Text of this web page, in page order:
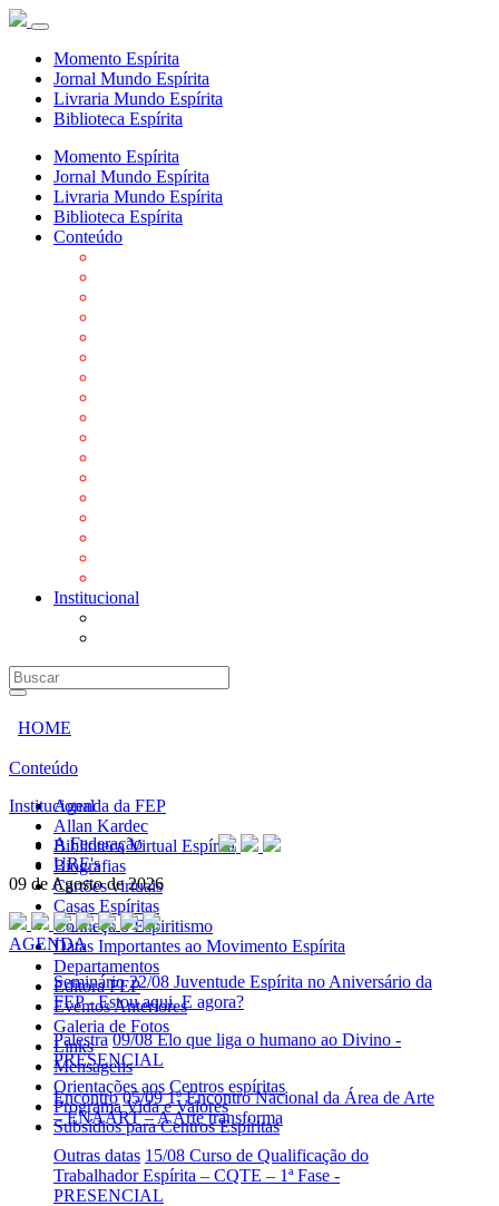
Momento Espírita
Jornal Mundo Espírita
Livraria Mundo Espírita
Biblioteca Espírita
Momento Espírita
Jornal Mundo Espírita
Livraria Mundo Espírita
Biblioteca Espírita
Conteúdo
Institucional
HOME
Conteúdo
Agenda da FEP
Allan Kardec
Biblioteca Virtual Espírita
Biografias
Cartões virtuais
Casas Espíritas
Conheça o Espiritismo
Datas Importantes ao Movimento Espírita
Departamentos
Editora FEP
Eventos Anteriores
Galeria de Fotos
Links
Mensagens
Orientações aos Centros espíritas
Programa Vida e Valores
Subsídios para Centros Espíritas
Institucional
A Federação
URE's
09 de Agosto de 2026
AGENDA
Seminário 22/08 Juventude Espírita no Aniversário da
FEP - Estou aqui. E agora?
Palestra 09/08 Elo que liga o humano ao Divino -
PRESENCIAL
Encontro 05/09 1º Encontro Nacional da Área de Arte
– ENAART – A Arte transforma
Outras datas 15/08 Curso de Qualificação do
Trabalhador Espírita – CQTE – 1ª Fase -
PRESENCIAL